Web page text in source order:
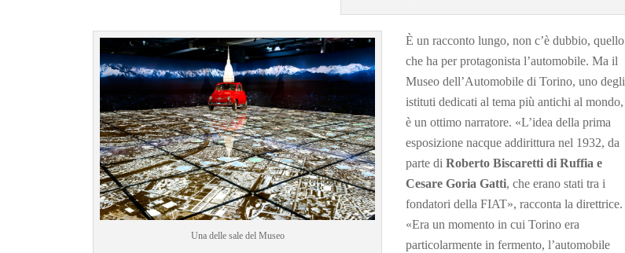
Una delle sale del Museo
È un racconto lungo, non c’è dubbio, quello
che ha per protagonista l’automobile. Ma il
Museo dell’Automobile di Torino, uno degli
istituti dedicati al tema più antichi al mondo,
è un ottimo narratore. «L’idea della prima
esposizione nacque addirittura nel 1932, da
parte diRoberto Biscaretti di Ruffia e
Cesare Goria Gatti, che erano stati tra i
fondatori della FIAT», racconta la direttrice.
«Era un momento in cui Torino era
particolarmente in fermento, l’automobile